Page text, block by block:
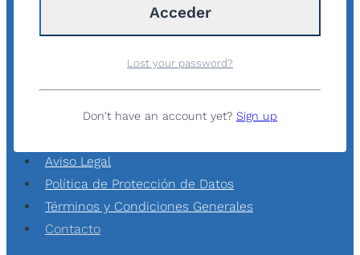
Aviso Legal
Política de Protección de Datos
Términos y Condiciones Generales
Contacto
Lost your password?
Don't have an account yet? Sign up